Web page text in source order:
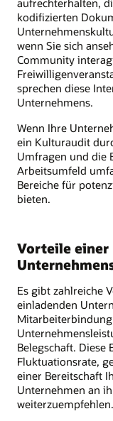
aufrechterhalten,
kodifizierten
wenn Sie sich
Community
sprechen diese
Unternehmens.
Wenn Ihre
ein Kulturaudit
Umfragen und die
Arbeitsumfeld
Bereiche für
bieten.
Vorteile einer
Es gibt zahlreiche
einladenden
Belegschaft. Diese
Fluktuationsrate,
einer Bereitschaft
Unternehmen an
weiterzuempfehlen.